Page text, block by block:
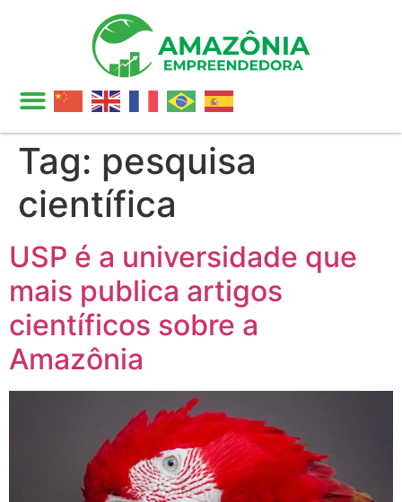
Tag: pesquisa
científica
USP é a universidade que
mais publica artigos
científicos sobre a
Amazônia